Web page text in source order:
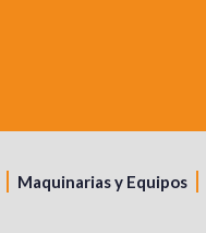
Maquinarias y Equipos